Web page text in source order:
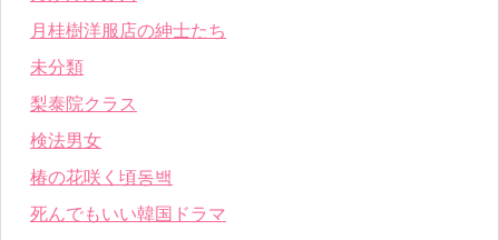
月桂樹洋服店の紳士たち
未分類
梨泰院クラス
検法男女
椿の花咲く頃동백
死んでもいい韓国ドラマ